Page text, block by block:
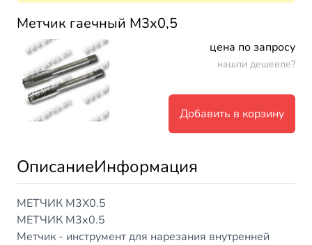
Метчик гаечный М3х0,5
цена по запросу
нашли дешевле?
Добавить в корзину
ОписаниеИнформация
МЕТЧИК М3Х0.5
МЕТЧИК М3х0.5
Метчик - инструмент для нарезания внутренней